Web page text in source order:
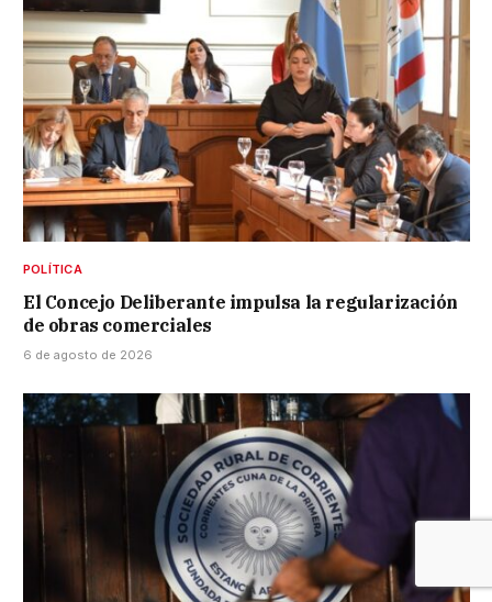
POLÍTICA
El Concejo Deliberante impulsa la regularización
de obras comerciales
6 de agosto de 2026